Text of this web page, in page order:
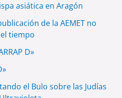
asiática en Aragón
de la AEMET no
tiempo
D»
el Bulo sobre las Judías